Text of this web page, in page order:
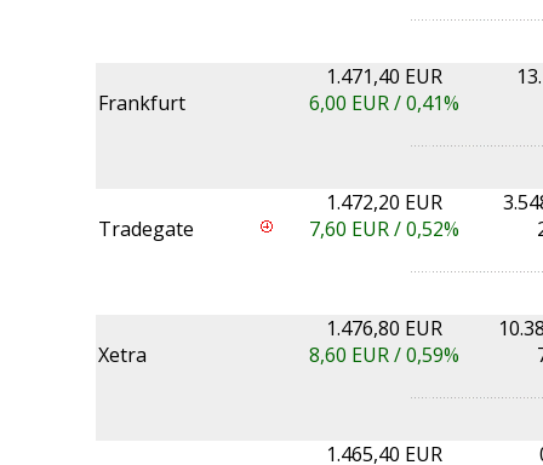
Frankfurt
1.471,40 EUR
6,00 EUR /0,41%
Tradegate
1.472,20 EUR
7,60 EUR /0,52%
Xetra
1.476,80 EUR
8,60 EUR /0,59%
1.465,40 EUR